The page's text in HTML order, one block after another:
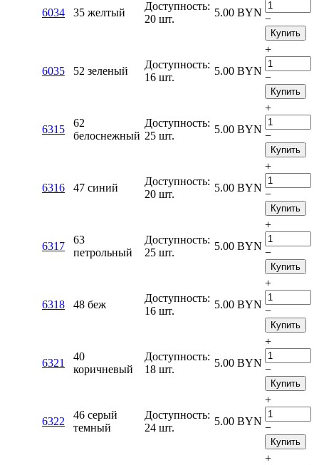
6034 35 желтый
Доступность:
20 шт.
5.00 BYN
−
Купить
6035 52 зеленый
Доступность:
16 шт.
5.00 BYN
+
−
Купить
6315
62
белоснежный
Доступность:
25 шт.
5.00 BYN
+
−
Купить
6316 47 синий
Доступность:
20 шт.
5.00 BYN
+
−
Купить
6317
63
петрольный
Доступность:
25 шт.
5.00 BYN
+
−
Купить
6318 48 беж
Доступность:
16 шт.
5.00 BYN
+
−
Купить
6321
40
коричневый
Доступность:
18 шт.
5.00 BYN
+
−
Купить
6322
46 серый
темный
Доступность:
24 шт.
5.00 BYN
+
−
Купить
+